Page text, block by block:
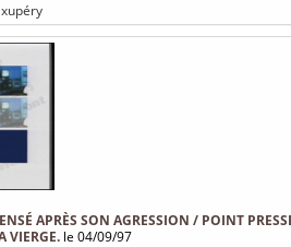
APRÈS SON AGRESSION / POINT
VIERGE. le 04/09/97